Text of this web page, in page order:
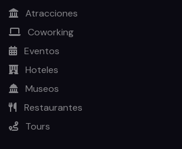
Atracciones
Coworking
Eventos
Hoteles
Museos
Restaurantes
Tours